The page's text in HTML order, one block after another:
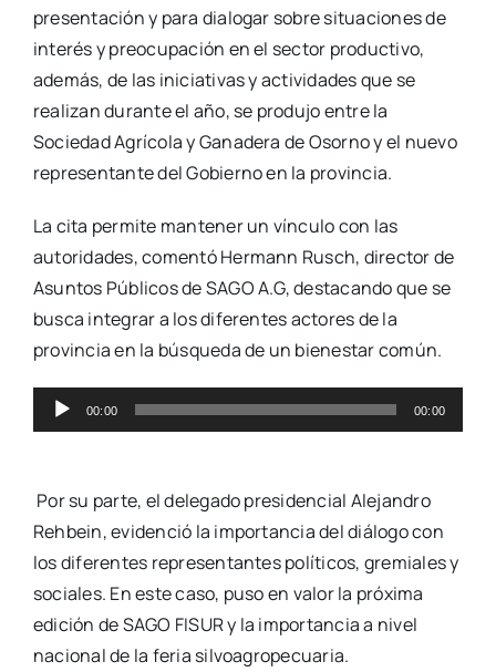
presentación y para dialogar sobre situaciones de
interés y preocupación en el sector productivo,
además, de las iniciativas y actividades que se
realizan durante el año, se produjo entre la
Sociedad Agrícola y Ganadera de Osorno y el nuevo
representante del Gobierno en la provincia.
La cita permite mantener un vínculo con las
autoridades, comentó Hermann Rusch, director de
Asuntos Públicos de SAGO A.G, destacando que se
busca integrar a los diferentes actores de la
provincia en la búsqueda de un bienestar común.
Reproductor
de
00:00 00:00
Por su parte, el delegado presidencial Alejandro
Rehbein, evidenció la importancia del diálogo con
los diferentes representantes políticos, gremiales y
sociales. En este caso, puso en valor la próxima
edición de SAGO FISUR y la importancia a nivel
nacional de la feria silvoagropecuaria.